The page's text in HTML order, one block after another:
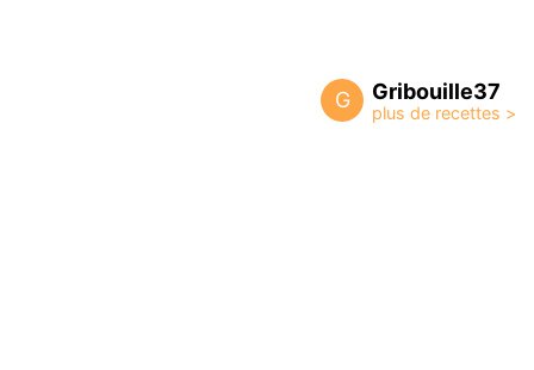
G Gribouille37